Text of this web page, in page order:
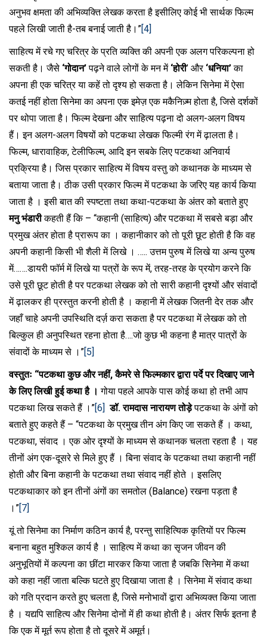
अनुभव क्षमता की अभिव्यक्ति लेखक करता है इसीलिए कोई भी सार्थक फिल्म
पहले लिखी जाती है-तब बनाई जाती है।”[4]
साहित्य में रचे गए चरित्र के प्रति व्यक्ति की अपनी एक अलग परिकल्पना हो
सकती है। जैसे ‘गोदान’पढ़ने वाले लोगों के मन में ‘होरी’ और ‘धनिया’का
अपना ही एक चरित्र या कहें तो दृश्य हो सकता है। लेकिन सिनेमा में ऐसा
कतई नहीं होता सिनेमा का अपना एक इमेज़ एक मकैनिज़्म होता है, जिसे दर्शकों
पर थोपा जाता है। फिल्म देखना और साहित्य पढ़ना दो अलग-अलग विषय
हैं। इन अलग-अलग विषयों को पटकथा लेखक फिल्मी रंग में ढ़ालता है।
फिल्म, धारावाहिक, टेलीफिल्म, आदि इन सबके लिए पटकथा अनिवार्य
प्रक्रिया है। जिस प्रकार साहित्य में विषय वस्तु को कथानक के माध्यम से
बताया जाता है। ठीक उसी प्रकार फिल्म में पटकथा के जरिए यह कार्य किया
जाता है । इसी बात की स्पष्टता तथा कथा-पटकथा के अंतर को बताते हुए
मनु भंडारीकहती हैं कि – “कहानी (साहित्य) और पटकथा में सबसे बड़ा और
प्रमुख अंतर होता है प्रारूप का । कहानीकार को तो पूरी छूट होती है कि वह
अपनी कहानी किसी भी शैली में लिखे । ….. उत्तम पुरुष में लिखे या अन्य पुरुष
में…….डायरी फॉर्म में लिखे या पत्रों के रूप में, तरह-तरह के प्रयोग करने कि
उसे पूरी छूट होती है पर पटकथा लेखक को तो सारी कहानी दृश्यों और संवादों
में ढ़ालकर ही प्रस्तुत करनी होती है । कहानी में लेखक जितनी देर तक और
जहाँ चाहे अपनी उपस्थिति दर्ज़ करा सकता है पर पटकथा में लेखक को तो
बिल्कुल ही अनुपस्थित रहना होता है….जो कुछ भी कहना है मात्र पात्रों के
संवादों के माध्यम से ।”[5]
वस्तुतः “पटकथा कुछ और नहीं, कैमरे से फिल्मकार द्वारा पर्दे पर दिखाए जाने
के लिए लिखी हुई कथा है । गोया पहले आपके पास कोई कथा हो तभी आप
पटकथा लिख सकते हैं ।”[6] डॉ. रामदास नारायण तोड़ेपटकथा के अंगों को
बताते हुए कहते हैं – “पटकथा के प्रमुख तीन अंग किए जा सकते हैं । कथा,
पटकथा, संवाद । एक ओर दृश्यों के माध्यम से कथानक चलता रहता है । यह
तीनों अंग एक-दूसरे से मिले हुए हैं । बिना संवाद के पटकथा तथा कहानी नहीं
होती और बिना कहानी के पटकथा तथा संवाद नहीं होते । इसलिए
पटकथाकार को इन तीनों अंगों का समतोल (Balance) रखना पड़ता है
।”[7]
यूं तो सिनेमा का निर्माण कठिन कार्य है, परन्तु साहित्यिक कृतियों पर फिल्म
बनाना बहुत मुश्किल कार्य है । साहित्य में कथा का सृजन जीवन की
अनुभूतियों में कल्पना का छींटा मारकर किया जाता है जबकि सिनेमा में कथा
को कहा नहीं जाता बल्कि घटते हुए दिखाया जाता है । सिनेमा में संवाद कथा
को गति प्रदान करते हुए चलता है, जिसे मनोभावों द्वारा अभिव्यक्त किया जाता
है । यद्यपि साहित्य और सिनेमा दोनों में ही कथा होती है। अंतर सिर्फ इतना है
कि एक में मूर्त रूप होता है तो दूसरे में अमूर्त।